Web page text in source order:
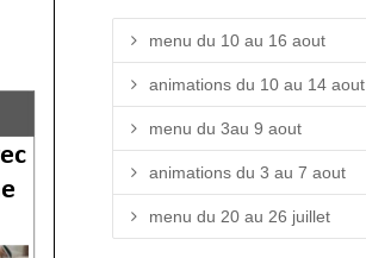
menu du 10 au 16 aout
animations du 10 au 14 aout
menu du 3au 9 aout
animations du 3 au 7 aout
menu du 20 au 26 juillet